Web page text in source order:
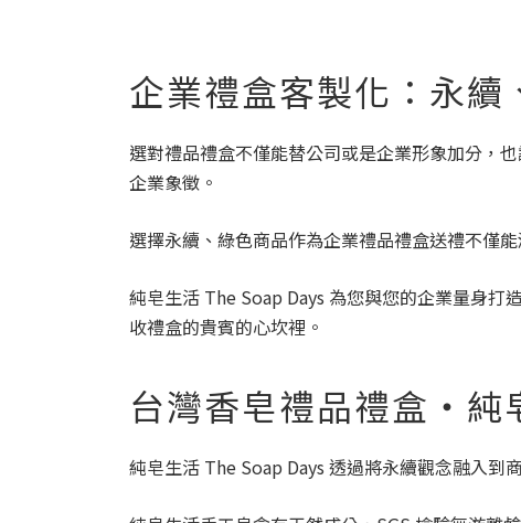
企業禮盒客製化：永
選對禮品禮盒不僅能替公司或是企業形象加分，
企業象徵。
選擇永續、綠色商品作為企業禮品禮盒送禮不僅
純皂生活 The Soap Days 為您與您的企業量身打
收禮盒的貴賓的心坎裡。
台灣香皂禮品禮盒・
純皂生活 The Soap Days 透過將永續觀念融入到